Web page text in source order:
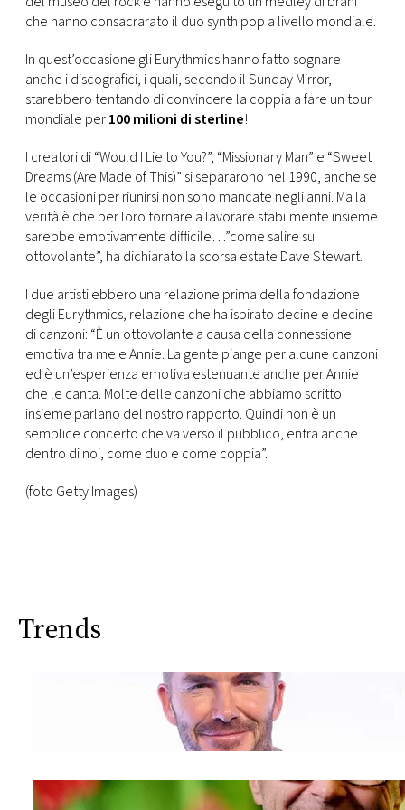
CONSIGLIA
che hanno consacrarato il duo synth pop a livello mondiale.
In quest’occasione gli Eurythmics hanno fatto sognare
anche i discografici, i quali, secondo il Sunday Mirror,
starebbero tentando di convincere la coppia a fare un tour
mondiale per100 milioni di sterline!
I creatori di “Would I Lie to You?”, “Missionary Man” e “Sweet
Dreams (Are Made of This)” si separarono nel 1990, anche se
le occasioni per riunirsi non sono mancate negli anni. Ma la
verità è che per loro tornare a lavorare stabilmente insieme
sarebbe emotivamente difficile…”come salire su
ottovolante”, ha dichiarato la scorsa estate Dave Stewart.
I due artisti ebbero una relazione prima della fondazione
degli Eurythmics, relazione che ha ispirato decine e decine
di canzoni: “È un ottovolante a causa della connessione
emotiva tra me e Annie. La gente piange per alcune canzoni
ed è un’esperienza emotiva estenuante anche per Annie
che le canta. Molte delle canzoni che abbiamo scritto
insieme parlano del nostro rapporto. Quindi non è un
semplice concerto che va verso il pubblico, entra anche
dentro di noi, come duo e come coppia”.
(foto Getty Images)
Trends